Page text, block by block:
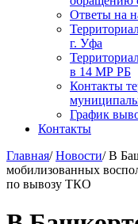
Ответы на
г. Уфа
в 14 МР РБ
Контакты
График
Контакты
Главная/ Новости/ В
мобилизованных
по вывозу ТКО